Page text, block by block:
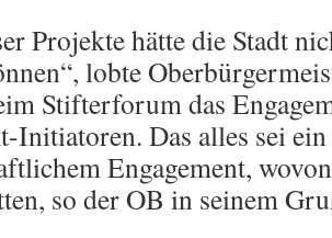
Projekte hätte die Stadt
lobte
Stifterforum das
Initiatoren. Das alles sei
Engagement,
so der OB in seinem